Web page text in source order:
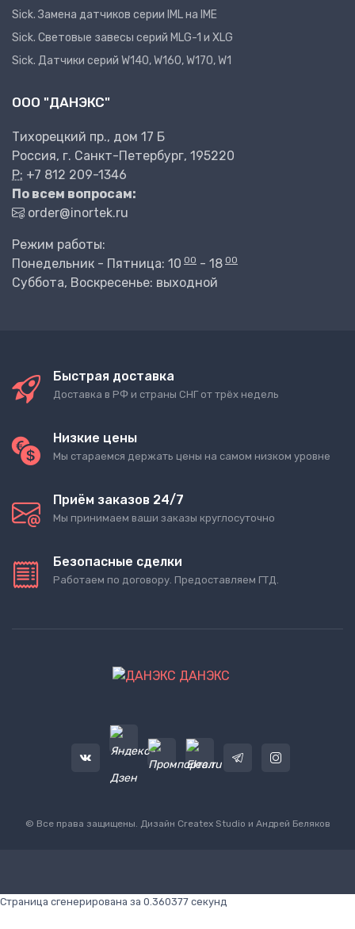
Sick. Замена датчиков серии IML на IME
Sick. Световые завесы серий MLG-1 и XLG
Sick. Датчики серий W140, W160, W170, W1
ООО "ДАНЭКС"
Тихорецкий пр., дом 17 Б
Россия, г. Санкт-Петербург, 195220
P: +7 812 209-1346
По всем вопросам:
order@inortek.ru
Режим работы:
Понедельник - Пятница: 10 00 - 18 00
Суббота, Воскресенье: выходной
Быстрая доставка
Доставка в РФ и страны СНГ от трёх недель
Низкие цены
Мы стараемся держать цены на самом низком уровне
Приём заказов 24/7
Мы принимаем ваши заказы круглосуточно
Безопасные сделки
Работаем по договору. Предоставляем ГТД.
ДАНЭКС
© Все права защищены. Дизайн Createx Studio и Андрей Беляков
Страница сгенерирована за 0.360377 секунд